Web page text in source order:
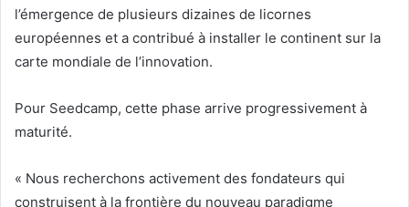
l’émergence de plusieurs dizaines de licornes
européennes et a contribué à installer le continent sur la
carte mondiale de l’innovation.
Pour Seedcamp, cette phase arrive progressivement à
maturité.
« Nous recherchons activement des fondateurs qui
construisent à la frontière du nouveau paradigme